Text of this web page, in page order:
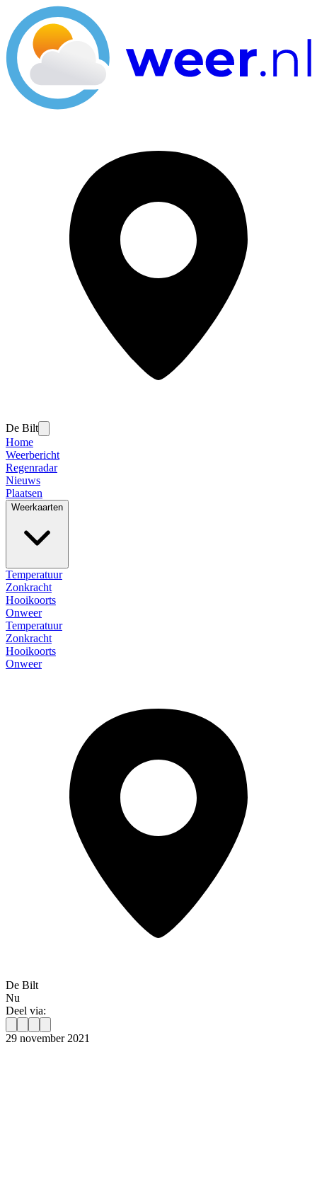
De Bilt
Home
Weerbericht
Regenradar
Nieuws
Plaatsen
Weerkaarten
Temperatuur
Zonkracht
Hooikoorts
Onweer
Temperatuur
Zonkracht
Hooikoorts
Onweer
De Bilt
Nu
Deel via:
29 november 2021